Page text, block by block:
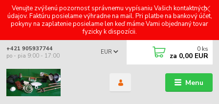
Venujte zvýšenú pozornosť správnemu vypísaniu Vašich kontaktných
údajov. Faktúru posielame výhradne na mail. Pri platbe na bankový účet,
pokyny na zaplatenie posielame len keď máme Vami objednaný tovar
fyzicky k dispozícii.
Menu
EUR
+421 905937744
po - pia 9:00 - 17:00
0 ks
za 0,00 EUR